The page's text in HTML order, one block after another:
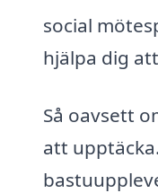
social
hjälpa dig
Så oavsett
att